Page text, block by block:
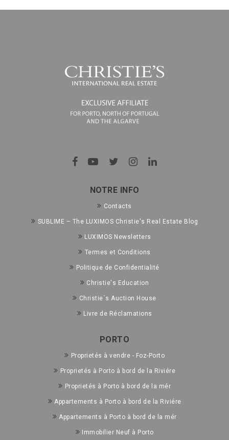
NOTRE INFO
Contacts
SUBLIME – The LUXIMOS Christie's Real Estate Blog
LUXIMOS Newsletters
Termes et Conditions
Politique de Confidentialité
Christie's Education
Christie´s Auction House
Livre de Réclamations
PORTO
Proprietés à vendre - Foz-Porto
Proprietés à Porto à bord de la Riviére
Proprietés à Porto à bord de la mér
Appartements à Porto à bord de la Riviére
Appartements à Porto à bord de la mér
Immobilier Neuf à Porto